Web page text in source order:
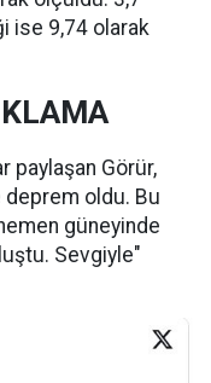
ise 9,74 olarak
paylaşan Görür,
deprem oldu. Bu
güneyinde
Sevgiyle"